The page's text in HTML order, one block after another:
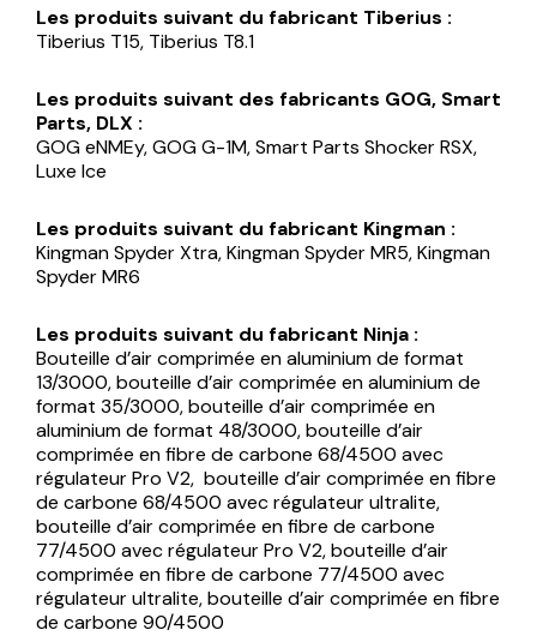
Les produits suivant du fabricant Tiberius :
Tiberius T15, Tiberius T8.1
Les produits suivant des fabricants GOG, Smart
Parts, DLX :
GOG eNMEy, GOG G-1M, Smart Parts Shocker RSX,
Luxe Ice
Les produits suivant du fabricant Kingman :
Kingman Spyder Xtra, Kingman Spyder MR5, Kingman
Spyder MR6
Les produits suivant du fabricant Ninja :
Bouteille d’air comprimée en aluminium de format
13/3000, bouteille d’air comprimée en aluminium de
format 35/3000, bouteille d’air comprimée en
aluminium de format 48/3000, bouteille d’air
comprimée en fibre de carbone 68/4500 avec
régulateur Pro V2, bouteille d’air comprimée en fibre
de carbone 68/4500 avec régulateur ultralite,
bouteille d’air comprimée en fibre de carbone
77/4500 avec régulateur Pro V2, bouteille d’air
comprimée en fibre de carbone 77/4500 avec
régulateur ultralite, bouteille d’air comprimée en fibre
de carbone 90/4500